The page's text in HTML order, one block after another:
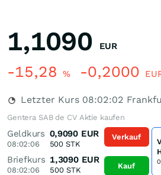
1,1090 EUR
-15,28 % -0,2000
Letzter Kurs 08:02:02
Gentera SAB de CV Aktie kaufen
Geldkurs
08:02:06
0,9090 EUR
500 STK
Briefkurs
08:02:06
1,3090 EUR
500STK
Verkauf
Kauf